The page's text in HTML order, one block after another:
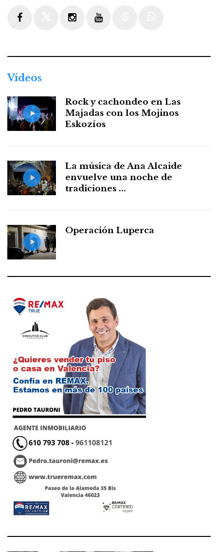
Vídeos
Rock y cachondeo en Las
Majadas con los Mojinos
Eskozíos
La música de Ana Alcaide
envuelve una noche de
tradiciones ...
Operación Luperca